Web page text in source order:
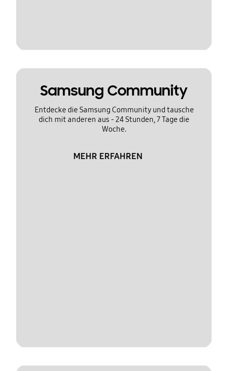
Samsung Community
Entdecke die Samsung Community und tausche
dich mit anderen aus - 24 Stunden, 7 Tage die
Woche.
MEHR ERFAHREN